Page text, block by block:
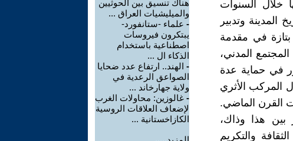
خلال السنوات
وتدبير
بتازة في مقدمة
المدني،
في حماية عدة
المركب الأثري
القرن الماضي.
بين هذا وذاك،
والتكريم
هناك تنسيق بين الحوثيين
والميليشيات العراق ...
- علماء -ستانفورد-
يبتكرون فيروسات
اصطناعية باستخدام
الذكاء ال ...
- الهند.. ارتفاع عدد ضحايا
الصواعق الرعدية في
ولاية جهارخاند ...
- غالوزين: محاولات الغرب
لإضعاف العلاقات الروسية
الكازاخستانية ...